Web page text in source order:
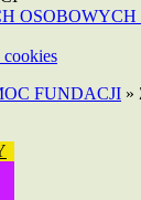
OSOBOWYCH
FUNDACJI »